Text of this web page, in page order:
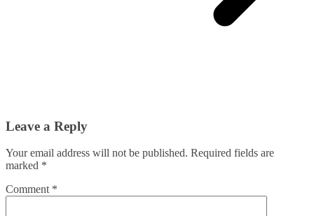
Leave a Reply
Your email address will not be published. Required fields are
marked *
Comment *